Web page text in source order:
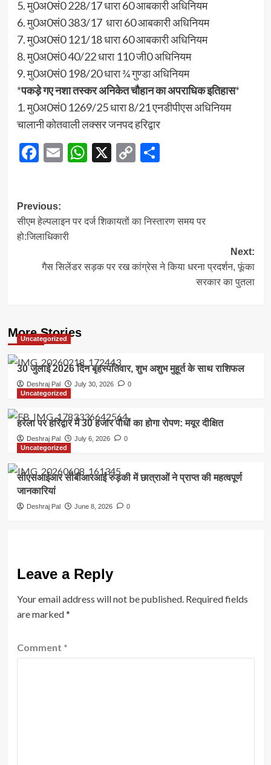
5. मु0अ0सं0 228/17 धारा 60 आबकारी अधिनियम
6. मु0अ0सं0 383/17 धारा 60 आबकारी अधिनियम
7. मु0अ0सं0 121/18 धारा 60 आबकारी अधिनियम
8. मु0अ0सं0 40/22 धारा 110 जी0 अधिनियम
9. मु0अ0सं0 198/20 धारा ¾ गुण्डा अधिनियम
*पकड़े गए नशा तस्कर अनिकेत चौहान का अपराधिक इतिहास*
1. मु0अ0सं0 1269/25 धारा 8/21 एनडीपीएस अधिनियम
चालानी कोतवाली लक्सर जनपद हरिद्वार
Facebook
EmailWhatsApp
X CopyShare
Post
navigation
Previous:
सीएम हेल्पलाइन पर दर्ज शिकायतों का निस्तारण समय पर
हो:जिलाधिकारी
Next:
गैस सिलेंडर सड़क पर रख कांग्रेस ने किया धरना प्रदर्शन, फूंका
सरकार का पुतला
More Stories
Uncategorized
30 जुलाई 2026 दिन बृहस्पतिवार, शुभ अशुभ मुहूर्त के साथ राशिफल
Deshraj Pal July 30, 2026
0
Uncategorized
हरेला पर हरिद्वार में 30 हजार पौधों का होगा रोपण: मयूर दीक्षित
Deshraj Pal July 6, 2026
0
Uncategorized
सीएसआईआर सीबीआरआई रुड़की में छात्राओं ने प्राप्त की महत्वपूर्ण
जानकारियां
Deshraj Pal June 8, 2026 0
Leave a Reply
Your email address will not be published. Required fields
are marked*
Comment *